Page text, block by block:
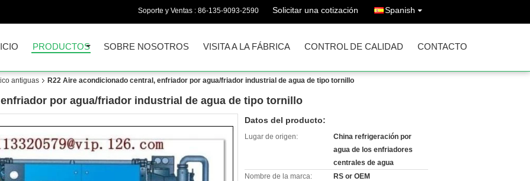
Soporte y Ventas : 86-135-9093-2590 Solicitar una cotización Spanish
PRODUCTOS SOBRE NOSOTROS VISITA A LA FÁBRICA CONTROL DE CALIDAD CONTACTO
antiguas R22 Aire acondicionado central, enfriador por agua/friador industrial de agua de tipo tornillo
por agua/friador industrial de agua de tipo tornillo
Datos del producto:
Lugar de origen:
China refrigeración por
agua de los enfriadores
centrales de agua
Nombre de la marca:
RS or OEM